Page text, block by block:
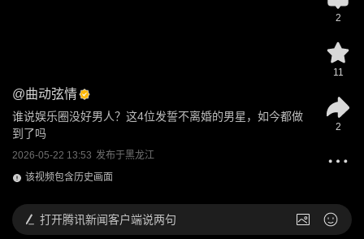
@曲动弦情
谁说娱乐圈没好男人？这4位发誓不离婚的男星，如今都做
到了吗
2026-05-22 13:53 发布于黑龙江
该视频包含历史画面
2
11
2
打开腾讯新闻客户端说两句